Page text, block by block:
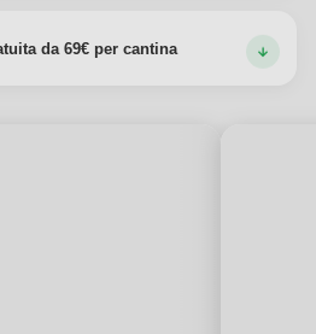
da 69€ per cantina